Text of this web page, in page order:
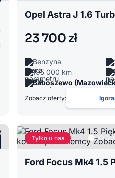
23 700 zł
Benzyna
195 000 km
Baboszewo
Zobacz oferty:
Tylko u nas